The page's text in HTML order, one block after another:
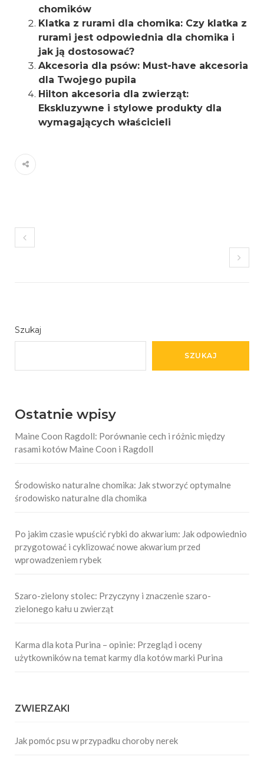
chomików
Klatka z rurami dla chomika: Czy klatka z
rurami jest odpowiednia dla chomika i
jak ją dostosować?
Akcesoria dla psów: Must-have akcesoria
dla Twojego pupila
Hilton akcesoria dla zwierząt:
Ekskluzywne i stylowe produkty dla
wymagających właścicieli
Szukaj
SZUKAJ
Ostatnie wpisy
Maine Coon Ragdoll: Porównanie cech i różnic między
rasami kotów Maine Coon i Ragdoll
Środowisko naturalne chomika: Jak stworzyć optymalne
środowisko naturalne dla chomika
Po jakim czasie wpuścić rybki do akwarium: Jak odpowiednio
przygotować i cyklizować nowe akwarium przed
wprowadzeniem rybek
Szaro-zielony stolec: Przyczyny i znaczenie szaro-
zielonego kału u zwierząt
Karma dla kota Purina – opinie: Przegląd i oceny
użytkowników na temat karmy dla kotów marki Purina
ZWIERZAKI
Jak pomóc psu w przypadku choroby nerek